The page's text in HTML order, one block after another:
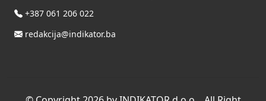
+387 061 206 022
redakcija@indikator.ba